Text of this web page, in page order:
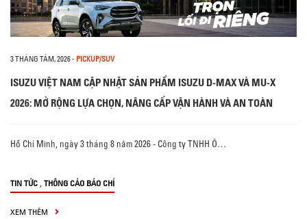
3 THÁNG TÁM, 2026- PICKUP/SUV
ISUZU VIỆT NAM CẬP NHẬT SẢN PHẨM ISUZU D-MAX VÀ MU-X
2026: MỞ RỘNG LỰA CHỌN, NÂNG CẤP VẬN HÀNH VÀ AN TOÀN
Hồ Chí Minh, ngày 3 tháng 8 năm 2026 - Công ty TNHH Ô…
TIN TỨC , THÔNG CÁO BÁO CHÍ
XEM THÊM